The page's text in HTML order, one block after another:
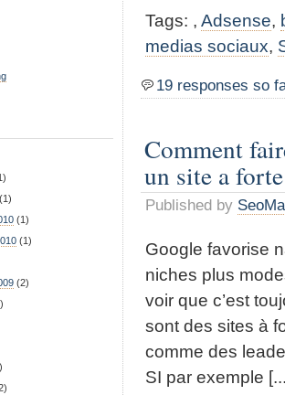
Tags: , Adsense,
medias sociaux,
19 responses so
Comment
un site a
Published by
Google favorise
niches plus
voir que c’est
sont des sites à
comme des
SI par exemple
(1)
(1)
(1)
(2)